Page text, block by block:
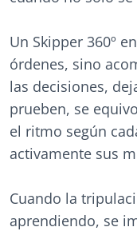
Un Skipper 360º
órdenes, sino
las decisiones,
prueben, se
el ritmo según
activamente sus
Cuando la
aprendiendo, se